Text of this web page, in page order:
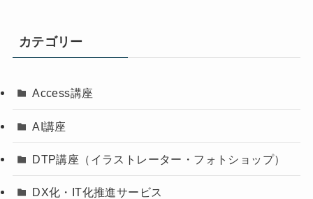
カテゴリー
Access講座
AI講座
DTP講座（イラストレーター・フォトショップ）
DX化・IT化推進サービス